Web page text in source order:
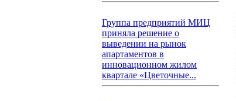
Группа предприятий МИЦ
приняла решение о
выведении на рынок
апартаментов в
инновационном жилом
квартале «Цветочные...